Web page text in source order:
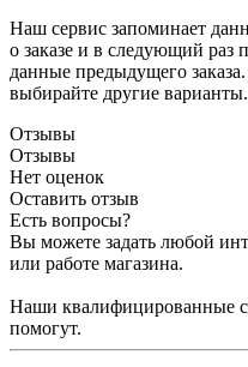
Наш сервис запоминает
о заказе и в следующий раз
данные предыдущего
выбирайте другие варианты.
Отзывы
Отзывы
Нет оценок
Оставить отзыв
Есть вопросы?
Вы можете задать любой
или работе магазина.
Наши квалифицированные
помогут.